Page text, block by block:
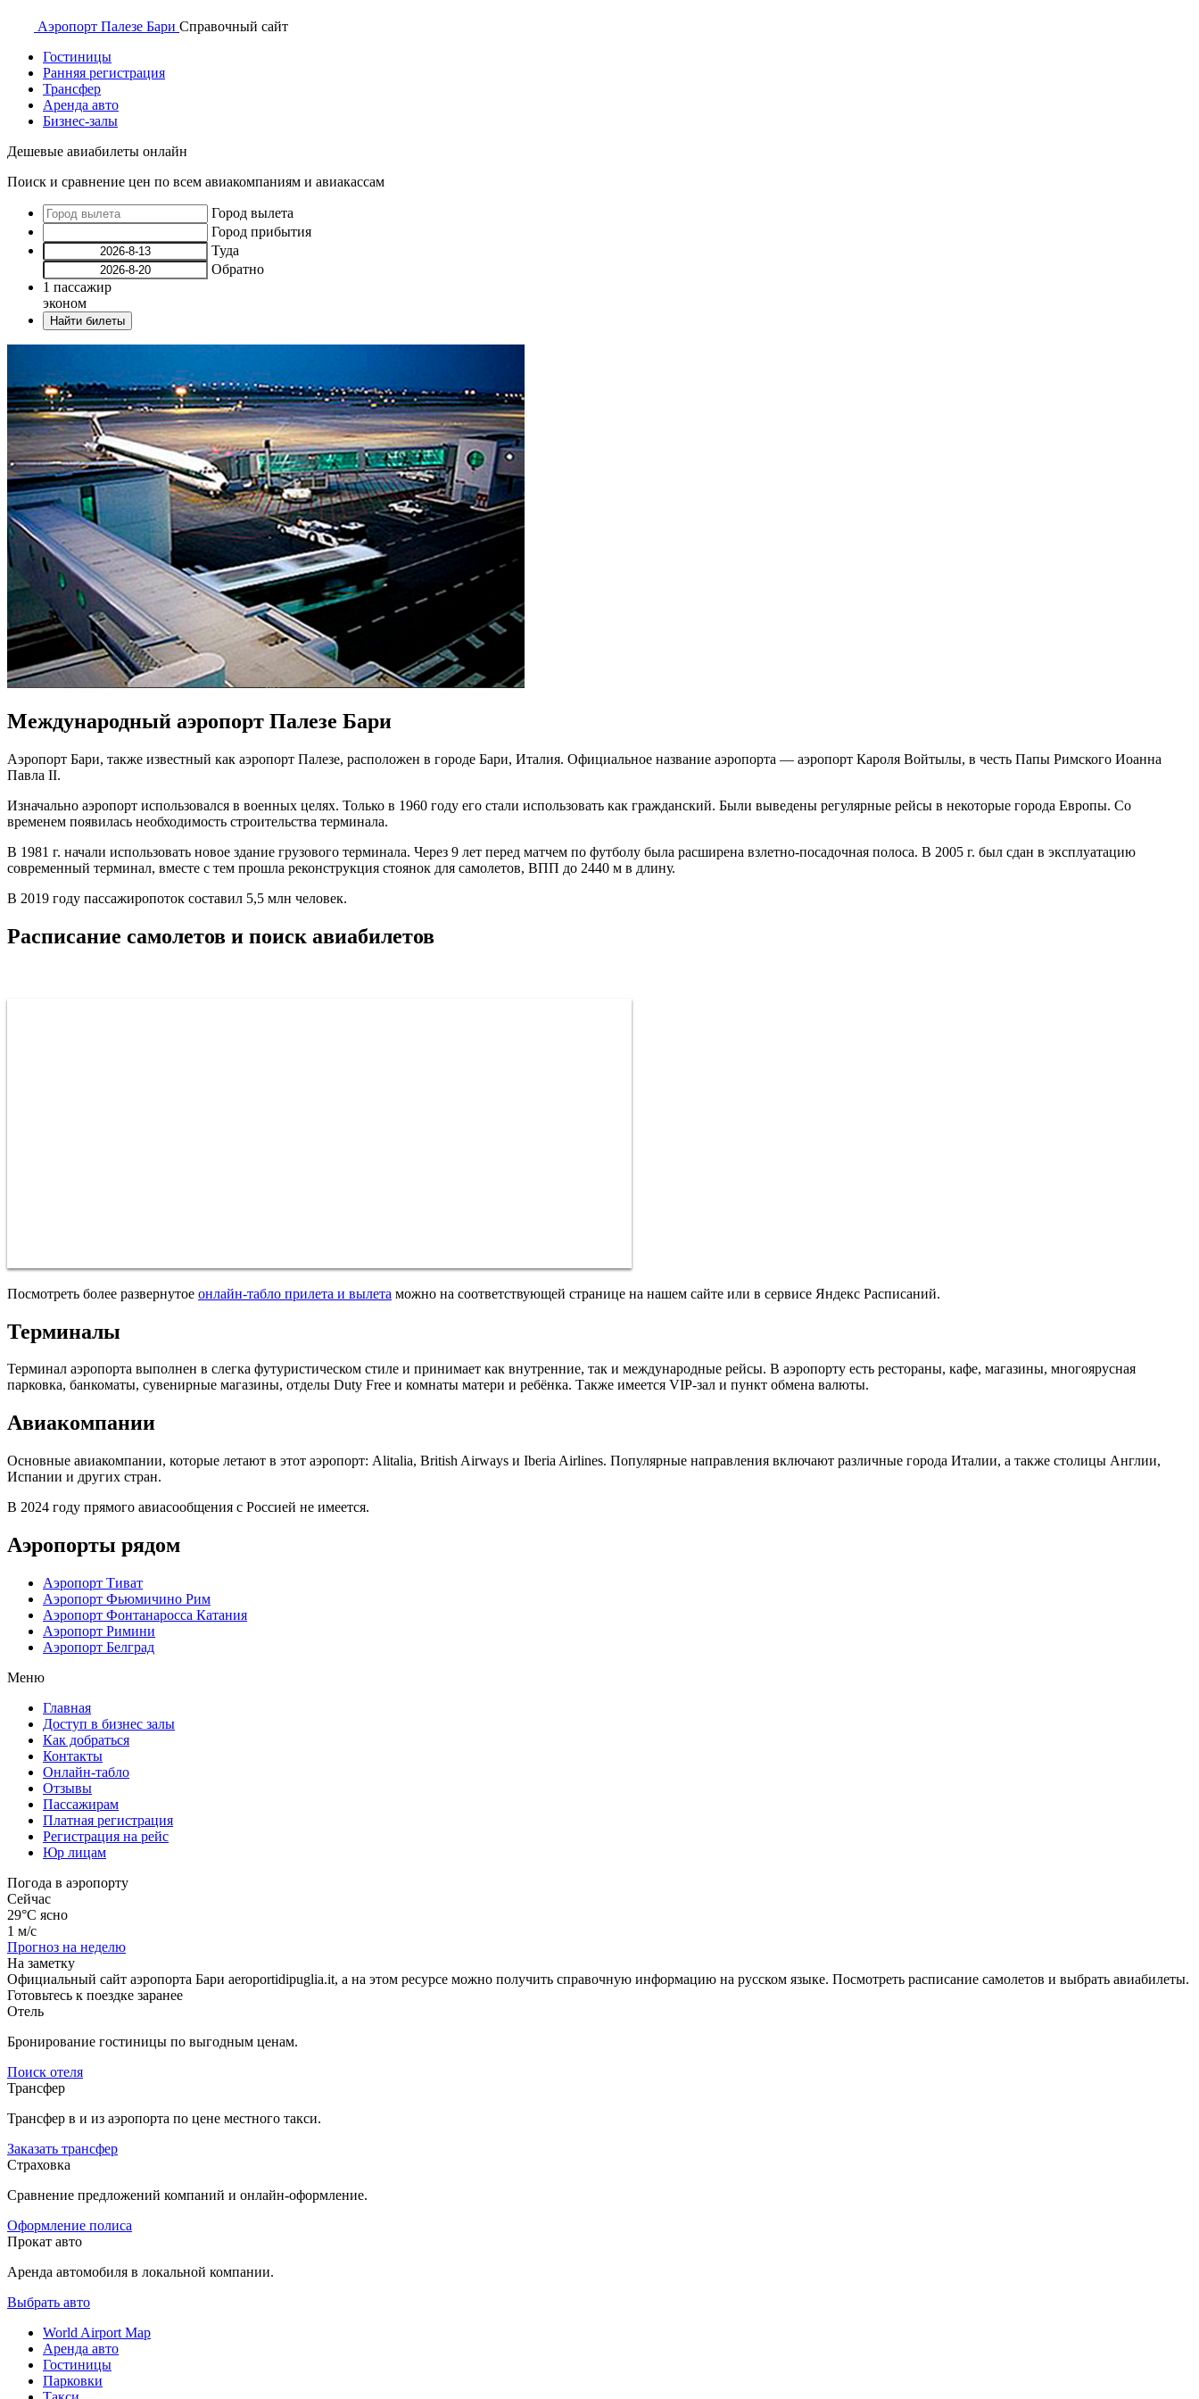
Аэропорт Палезе Бари Справочный сайт
Гостиницы
Ранняя регистрация
Трансфер
Аренда авто
Бизнес-залы
Дешевые авиабилеты онлайн
Поиск и сравнение цен по всем авиакомпаниям и авиакассам
Город вылета
Город прибытия
Туда
Обратно
1 пассажир
эконом
Найти билеты
Международный аэропорт Палезе Бари
Аэропорт Бари, также известный как аэропорт Палезе, расположен в городе Бари, Италия. Официальное название аэропорта — аэропорт Кароля Войтылы, в честь Папы Римского Иоанна
Павла II.
Изначально аэропорт использовался в военных целях. Только в 1960 году его стали использовать как гражданский. Были выведены регулярные рейсы в некоторые города Европы. Со
временем появилась необходимость строительства терминала.
В 1981 г. начали использовать новое здание грузового терминала. Через 9 лет перед матчем по футболу была расширена взлетно-посадочная полоса. В 2005 г. был сдан в эксплуатацию
современный терминал, вместе с тем прошла реконструкция стоянок для самолетов, ВПП до 2440 м в длину.
В 2019 году пассажиропоток составил 5,5 млн человек.
Расписание самолетов и поиск авиабилетов
Посмотреть более развернутое онлайн-табло прилета и вылета можно на соответствующей странице на нашем сайте или в сервисе Яндекс Расписаний.
Терминалы
Терминал аэропорта выполнен в слегка футуристическом стиле и принимает как внутренние, так и международные рейсы. В аэропорту есть рестораны, кафе, магазины, многоярусная
парковка, банкоматы, сувенирные магазины, отделы Duty Free и комнаты матери и ребёнка. Также имеется VIP-зал и пункт обмена валюты.
Авиакомпании
Основные авиакомпании, которые летают в этот аэропорт: Alitalia, British Airways и Iberia Airlines. Популярные направления включают различные города Италии, а также столицы Англии,
Испании и других стран.
В 2024 году прямого авиасообщения с Россией не имеется.
Аэропорты рядом
Аэропорт Тиват
Аэропорт Фьюмичино Рим
Аэропорт Фонтанаросса Катания
Аэропорт Римини
Аэропорт Белград
Меню
Главная
Доступ в бизнес залы
Как добраться
Контакты
Онлайн-табло
Отзывы
Пассажирам
Платная регистрация
Регистрация на рейс
Юр лицам
Погода в аэропорту
Сейчас
29°C ясно
1 м/с
Прогноз на неделю
На заметку
Официальный сайт аэропорта Бари aeroportidipuglia.it, а на этом ресурсе можно получить справочную информацию на русском языке. Посмотреть расписание самолетов и выбрать авиабилеты.
Готовьтесь к поездке заранее
Отель
Бронирование гостиницы по выгодным ценам.
Поиск отеля
Трансфер
Трансфер в и из аэропорта по цене местного такси.
Заказать трансфер
Страховка
Сравнение предложений компаний и онлайн-оформление.
Оформление полиса
Прокат авто
Аренда автомобиля в локальной компании.
Выбрать авто
World Airport Map
Аренда авто
Гостиницы
Парковки